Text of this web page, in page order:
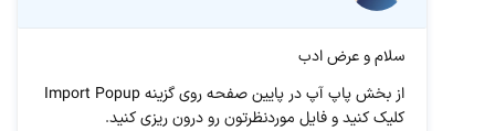
سلام و عرض ادب
از بخش پاپ آپ در پایین صفحه روی گزینه Import Popup
کلیک کنید و فایل موردنظرتون رو درون ریزی کنید.